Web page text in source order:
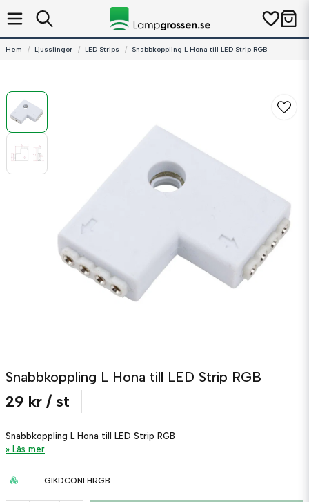
Hem Ljusslingor LED Strips Snabbkoppling L Hona till LED Strip RGB
Snabbkoppling L Hona till LED Strip RGB
29 kr / st
Snabbkoppling L Hona till LED Strip RGB
Läs mer
GIKDCONLHRGB